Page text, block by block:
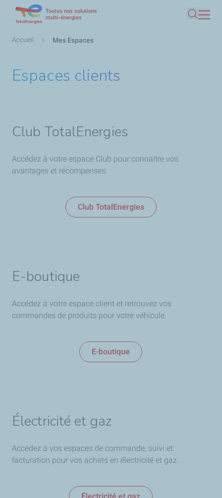
Toutes nos solutions
multi-énergies
Fil
Accueil Mes Espaces
Espaces clients
Club TotalEnergies
Accédez à votre espace Club pour connaitre vos
avantages et récompenses.
Club TotalEnergies
E-boutique
Accédez à votre espace client et retrouvez vos
commandes de produits pour votre véhicule.
E-boutique
Électricité et gaz
Accédez à vos espaces de commande, suivi et
facturation pour vos achats en électricité et gaz.